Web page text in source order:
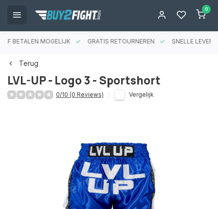
0
BETALEN MOGELIJK GRATIS RETOURNEREN SNELLE
Terug
LVL-UP - Logo 3 - Sportshort
0/10 (0 Reviews) Vergelijk